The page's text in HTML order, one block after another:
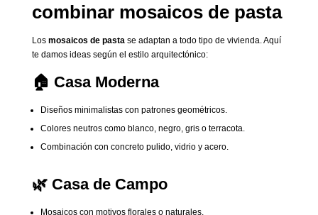
combinar mosaicos de pasta
Los mosaicos de pasta se adaptan a todo tipo de vivienda. Aquí
te damos ideas según el estilo arquitectónico:
🏠 Casa Moderna
Diseños minimalistas con patrones geométricos.
Colores neutros como blanco, negro, gris o terracota.
Combinación con concreto pulido, vidrio y acero.
🌿 Casa de Campo
Mosaicos con motivos florales o naturales.